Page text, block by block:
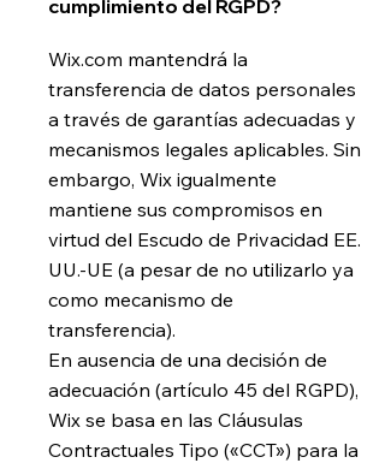
cumplimiento del RGPD?
Wix.com mantendrá la
transferencia de datos personales
a través de garantías adecuadas y
mecanismos legales aplicables. Sin
embargo, Wix igualmente
mantiene sus compromisos en
virtud del Escudo de Privacidad EE.
UU.-UE (a pesar de no utilizarlo ya
como mecanismo de
transferencia).
En ausencia de una decisión de
adecuación (artículo 45 del RGPD),
Wix se basa en las Cláusulas
Contractuales Tipo («CCT») para la